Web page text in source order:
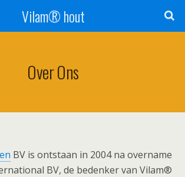
Vilam® hout
Over Ons
BV is ontstaan in 2004 na overname
BV, de bedenker van Vilam®